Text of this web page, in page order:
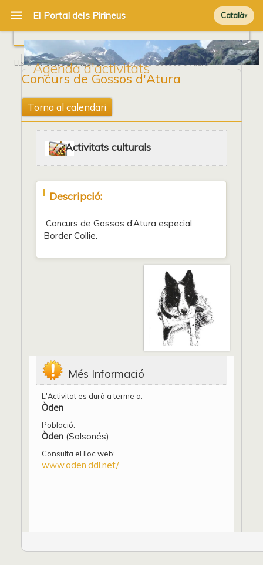
Català
Agenda d'activitats
Ets a Portada/Agenda/ Concurs de Gossos d'Atura
Concurs de Gossos d'Atura
Torna al calendari
Activitats culturals
Descripció:
Concurs de Gossos d’Atura especial
Border Collie.
Més Informació
L'Activitat es durà a terme a:
Òden
Població:
Òden (Solsonés)
Consulta el lloc web:
www.oden.ddl.net/